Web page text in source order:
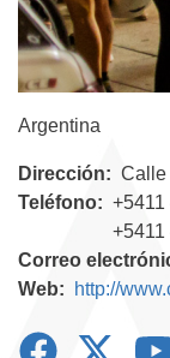
Argentina
Dirección
Calle
Teléfono
Correo
Web
http://